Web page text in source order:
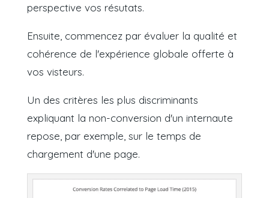
perspective vos résutats.
Ensuite, commencez par évaluer la qualité et
cohérence de l'expérience globale offerte à
vos visteurs.
Un des critères les plus discriminants
expliquant la non-conversion d'un internaute
repose, par exemple, sur le temps de
chargement d'une page.